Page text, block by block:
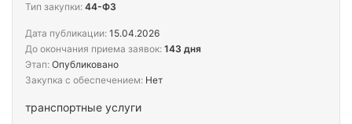
транспортные услуги
Тип закупки: 44-ФЗ
Дата публикации: 15.04.2026
До окончания приема заявок: 143 дня
Этап: Опубликовано
Закупка с обеспечением: Нет